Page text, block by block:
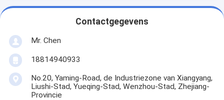
Contactgegevens
Mr. Chen
18814940933
No.20, Yaming-Road, de Industriezone van Xiangyang,
Liushi-Stad, Yueqing-Stad, Wenzhou-Stad, Zhejiang-
Provincie